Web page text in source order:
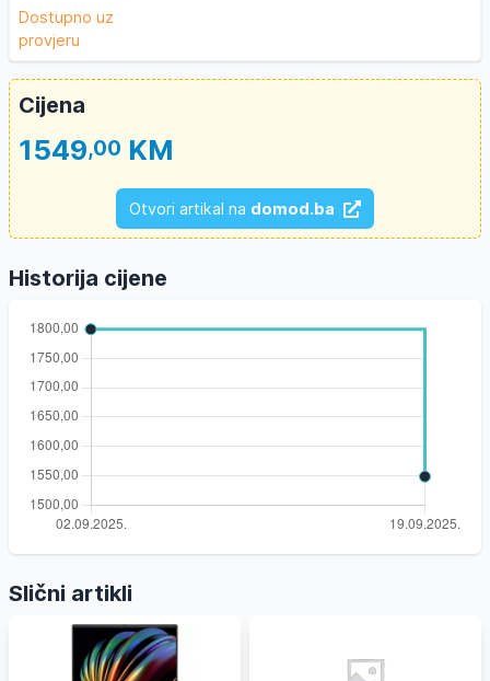
Dostupno uz
provjeru
Cijena
1549,00 KM
Otvori artikal na domod.ba
Historija cijene
Slični artikli